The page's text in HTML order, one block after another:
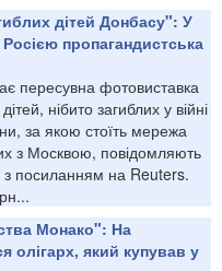
дітей Донбасу": У
пропагандистська
пересувна фотовиставка
нібито загиблих у війні
за якою стоїть мережа
з Москвою, повідомляють
з посиланням на Reuters.
Монако": На
олігарх, який купував у